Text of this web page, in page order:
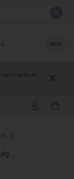
Abrir
tu tarifa de
/